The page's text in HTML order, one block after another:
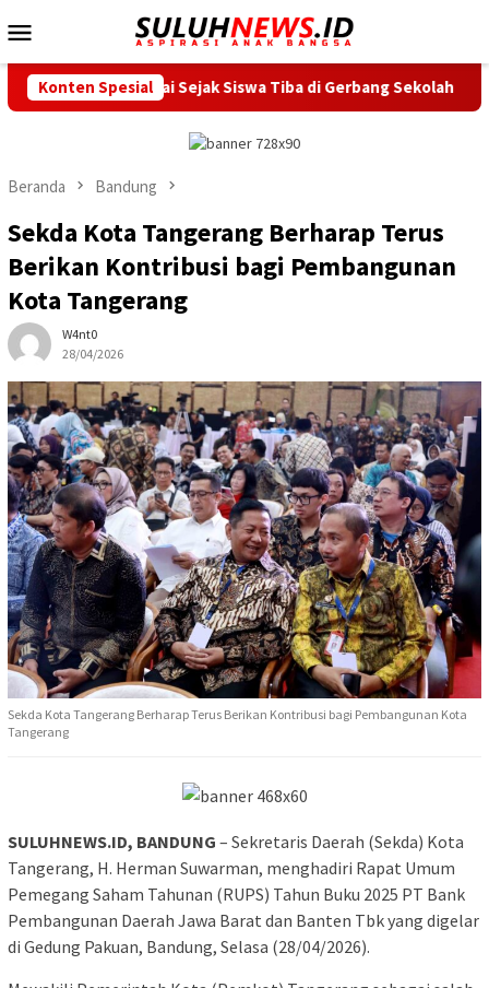
ke
Mobile
Konten Spesial
Sejak Siswa Tiba di Gerbang Sekolah Peringati
Beranda Bandung
Sekda Kota Tangerang Berharap Terus
Berikan Kontribusi bagi Pembangunan
Kota Tangerang
W4nt0
28/04/2026
Sekda Kota Tangerang Berharap Terus Berikan Kontribusi bagi Pembangunan Kota
Tangerang
SULUHNEWS.ID, BANDUNG – Sekretaris Daerah (Sekda) Kota
Tangerang, H. Herman Suwarman, menghadiri Rapat Umum
Pemegang Saham Tahunan (RUPS) Tahun Buku 2025 PT Bank
Pembangunan Daerah Jawa Barat dan Banten Tbk yang digelar
di Gedung Pakuan, Bandung, Selasa (28/04/2026).